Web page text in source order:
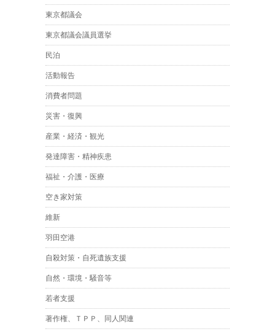
東京都議会
東京都議会議員選挙
民泊
活動報告
消費者問題
災害・復興
産業・経済・観光
発達障害・精神疾患
福祉・介護・医療
空き家対策
維新
羽田空港
自殺対策・自死遺族支援
自然・環境・騒音等
若者支援
著作権、ＴＰＰ、同人関連